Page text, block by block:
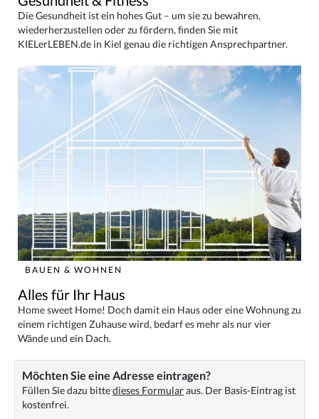
Die Gesundheit ist ein hohes Gut – um sie zu bewahren,
wiederherzustellen oder zu fördern, finden Sie mit
KIELerLEBEN.de in Kiel genau die richtigen Ansprechpartner.
BAUEN & WOHNEN
Alles für Ihr Haus
Home sweet Home! Doch damit ein Haus oder eine Wohnung zu
einem richtigen Zuhause wird, bedarf es mehr als nur vier
Wände und ein Dach.
Möchten Sie eine Adresse eintragen?
Füllen Sie dazu bittedieses Formularaus. Der Basis-Eintrag ist
kostenfrei.